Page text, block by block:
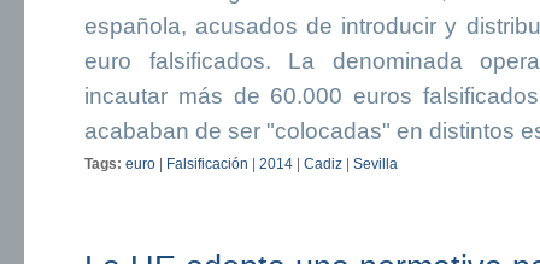
española, acusados de introducir y
euro falsificados. La denominada
incautar más de 60.000 euros
acababan de ser "colocadas" en distintos
Tags: euro | Falsificación | 2014 | Cadiz | Sevilla